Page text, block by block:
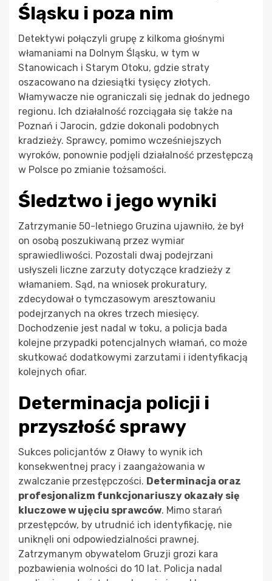
Śląsku i poza nim
Detektywi połączyli grupę z kilkoma głośnymi
włamaniami na Dolnym Śląsku, w tym w
Stanowicach i Starym Otoku, gdzie straty
oszacowano na dziesiątki tysięcy złotych.
Włamywacze nie ograniczali się jednak do jednego
regionu. Ich działalność rozciągała się także na
Poznań i Jarocin, gdzie dokonali podobnych
kradzieży. Sprawcy, pomimo wcześniejszych
wyroków, ponownie podjęli działalność przestępczą
w Polsce po zmianie tożsamości.
Śledztwo i jego wyniki
Zatrzymanie 50-letniego Gruzina ujawniło, że był
on osobą poszukiwaną przez wymiar
sprawiedliwości. Pozostali dwaj podejrzani
usłyszeli liczne zarzuty dotyczące kradzieży z
włamaniem. Sąd, na wniosek prokuratury,
zdecydował o tymczasowym aresztowaniu
podejrzanych na okres trzech miesięcy.
Dochodzenie jest nadal w toku, a policja bada
kolejne przypadki potencjalnych włamań, co może
skutkować dodatkowymi zarzutami i identyfikacją
kolejnych ofiar.
Determinacja policji i
przyszłość sprawy
Sukces policjantów z Oławy to wynik ich
konsekwentnej pracy i zaangażowania w
zwalczanie przestępczości. Determinacja oraz
profesjonalizm funkcjonariuszy okazały się
kluczowe w ujęciu sprawców. Mimo starań
przestępców, by utrudnić ich identyfikację, nie
uniknęli oni odpowiedzialności prawnej.
Zatrzymanym obywatelom Gruzji grozi kara
pozbawienia wolności do 10 lat. Policja nadal